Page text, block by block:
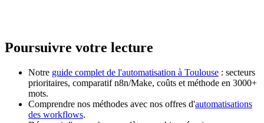
Poursuivre votre lecture
Notre guide complet de l'automatisation à Toulouse : secteurs
prioritaires, comparatif n8n/Make, coûts et méthode en 3000+
mots.
Comprendre nos méthodes avec nos offres d'automatisations
des workflows.